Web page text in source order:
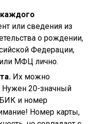
или сведения из
о рождении,
Федерации,
МФЦ лично.
Их можно
Нужен 20-значный
БИК и номер
Номер карты,